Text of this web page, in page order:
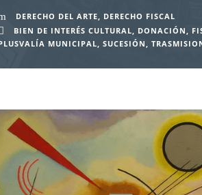
DERECHO DEL ARTE, DERECHO FISCAL
BIEN DE INTERÉS CULTURAL, DONACIÓN,
MUNICIPAL, SUCESIÓN,